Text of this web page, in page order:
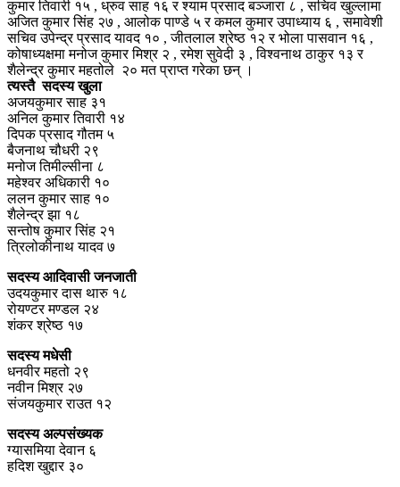
कुमार तिवारी १५ , ध्रुव साह १६ र श्याम प्रसाद बञ्जारा ८ , सचिव खुल्लामा
अजित कुमार सिंह २७ , आलोक पाण्डे ५ र कमल कुमार उपाध्याय ६ , समावेशी
सचिव उपेन्द्र प्रसाद यावद १० , जीतलाल श्रेष्ठ १२ र भोला पासवान १६ ,
कोषाध्यक्षमा मनोज कुमार मिश्र २ , रमेश सुवेदी ३ , विश्वनाथ ठाकुर १३ र
शैलेन्द्र कुमार महतोले २० मत प्राप्त गरेका छन् ।
त्यस्तै सदस्य खुला
अजयकुमार साह ३१
अनिल कुमार तिवारी १४
दिपक प्रसाद गौतम ५
बैजनाथ चौधरी २९
मनोज तिमील्सीना ८
महेश्वर अधिकारी १०
ललन कुमार साह १०
शैलेन्द्र झा १८
सन्तोष कुमार सिंह २१
त्रिलोकीनाथ यादव ७
सदस्य आदिवासी जनजाती
उदयकुमार दास थारु १८
रोयण्टर मण्डल २४
शंकर श्रेष्ठ १७
सदस्य मधेसी
धनवीर महतो २९
नवीन मिश्र २७
संजयकुमार राउत १२
सदस्य अल्पसंख्यक
ग्यासमिया देवान ६
हदिश खुद्दार ३०